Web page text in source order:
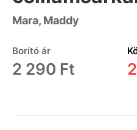
Mara, Maddy
Borító ár
2 290 Ft